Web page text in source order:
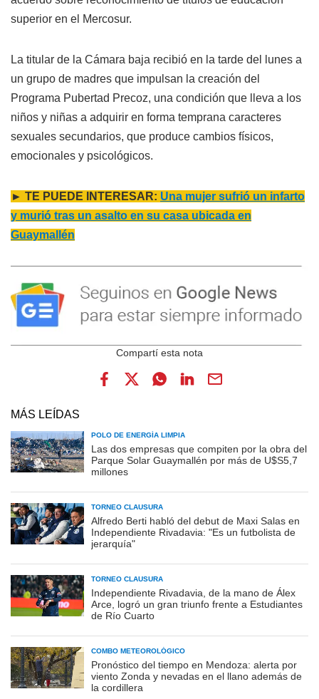
superior en el Mercosur.
La titular de la Cámara baja recibió en la tarde del lunes a
un grupo de madres que impulsan la creación del
Programa Pubertad Precoz, una condición que lleva a los
niños y niñas a adquirir en forma temprana caracteres
sexuales secundarios, que produce cambios físicos,
emocionales y psicológicos.
► TE PUEDE INTERESAR: Una mujer sufrió un infarto
y murió tras un asalto en su casa ubicada en
Guaymallén
MÁS LEÍDAS
POLO DE ENERGÍA LIMPIA
Las dos empresas que compiten por la obra del
Parque Solar Guaymallén por más de U$S5,7
millones
TORNEO CLAUSURA
Alfredo Berti habló del debut de Maxi Salas en
Independiente Rivadavia: "Es un futbolista de
jerarquía"
TORNEO CLAUSURA
Independiente Rivadavia, de la mano de Álex
Arce, logró un gran triunfo frente a Estudiantes
de Río Cuarto
COMBO METEOROLÓGICO
Pronóstico del tiempo en Mendoza: alerta por
viento Zonda y nevadas en el llano además de
la cordillera